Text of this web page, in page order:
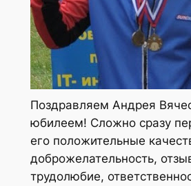
Поздравляем Андрея
юбилеем! Сложно сразу
его положительные
доброжелательность,
трудолюбие,